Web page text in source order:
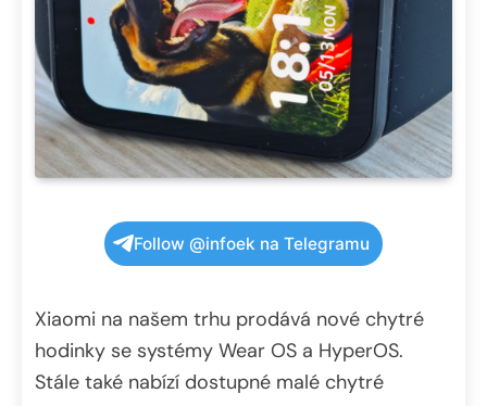
Follow @infoek na Telegramu
Xiaomi na našem trhu prodává nové chytré
hodinky se systémy Wear OS a HyperOS.
Stále také nabízí dostupné malé chytré